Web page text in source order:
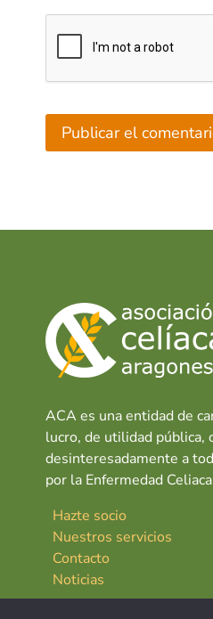
ACA es una entidad de
lucro, de utilidad pública,
desinteresadamente a
por la Enfermedad
Hazte socio
Nuestros servicios
Contacto
Noticias